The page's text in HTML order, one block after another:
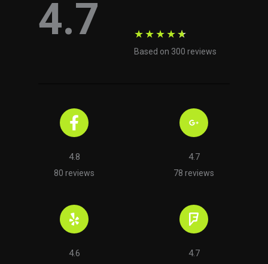
4.7
Based on 300 reviews
★★★★★
4.8
80 reviews
4.7
78 reviews
4.6 4.7